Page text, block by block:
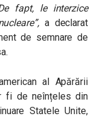
fapt, le interzice
a declarat
de semnare de
al Apărării
fi de neînțeles din
Statele Unite,